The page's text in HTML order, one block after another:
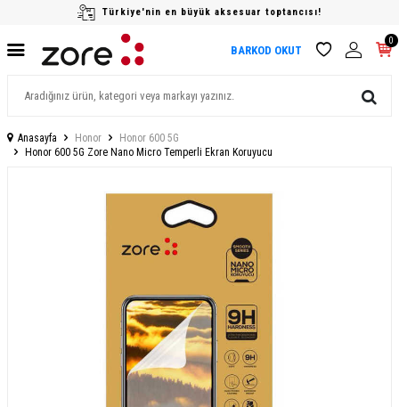
Türkiye'nin en büyük aksesuar toptancısı!
BARKOD OKUT
0
Anasayfa Honor
Honor 600 5G
Honor 600 5G Zore Nano Micro Temperli Ekran Koruyucu